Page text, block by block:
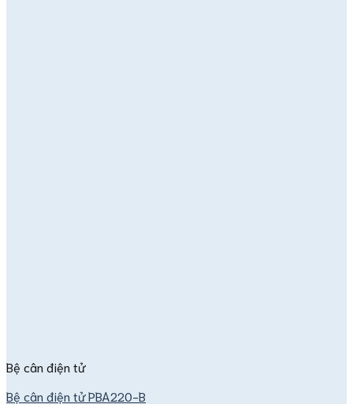
Bệ cân điện tử
Bệ cân điện tử PBA220-B